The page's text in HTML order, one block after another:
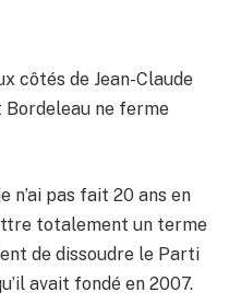
côtés de Jean-Claude
Bordeleau ne ferme
n’ai pas fait 20 ans en
totalement un terme
de dissoudre le Parti
avait fondé en 2007.